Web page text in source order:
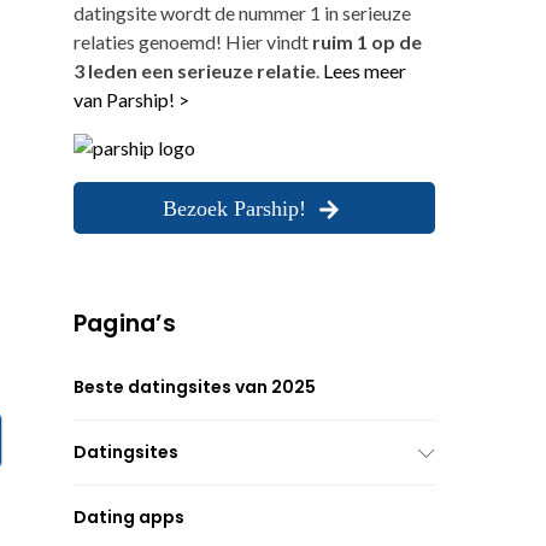
datingsite wordt de nummer 1 in serieuze
relaties genoemd! Hier vindt ruim 1 op de
3 leden een serieuze relatie. Lees meer
van Parship! >
Bezoek Parship!
Pagina’s
Beste datingsites van 2025
Datingsites
Dating apps